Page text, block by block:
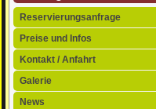
Navigation
überspringen
Reservierungsanfrage
Preise und Infos
Kontakt / Anfahrt
Galerie
News